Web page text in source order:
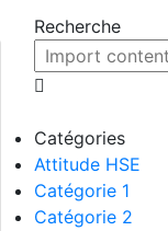
Recherche
Catégories
Attitude HSE
Catégorie 1
Catégorie 2